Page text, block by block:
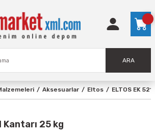
ARA
Aksesuarlar Eltos ELTOS EK
Kantarı 25 kg